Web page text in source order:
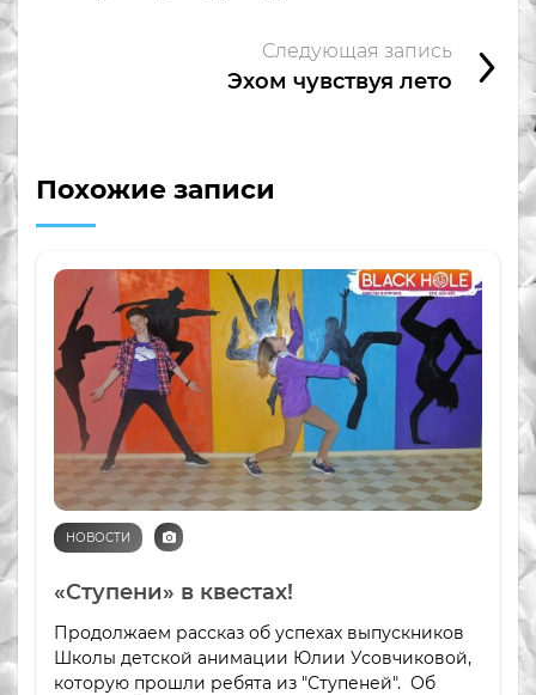
Следующая запись
Эхом чувствуя лето
Похожие записи
НОВОСТИ
«Ступени» в квестах!
Продолжаем рассказ об успехах выпускников
Школы детской анимации Юлии Усовчиковой,
которую прошли ребята из "Ступеней". Об